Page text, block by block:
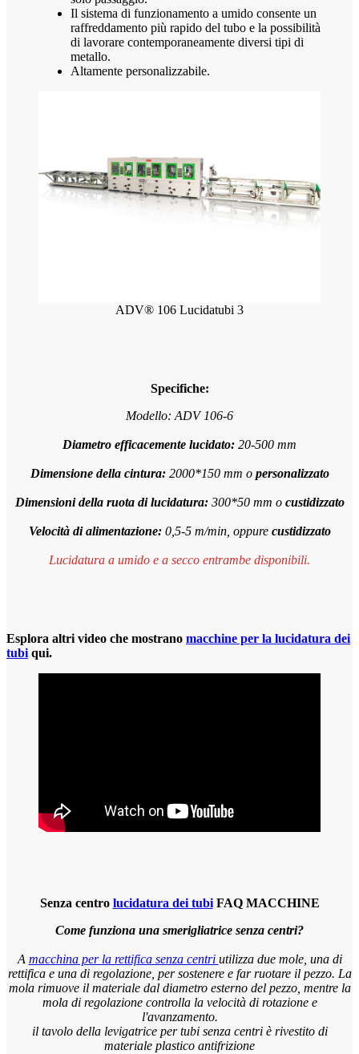
Il sistema di funzionamento a umido consente un
raffreddamento più rapido del tubo e la possibilità
di lavorare contemporaneamente diversi tipi di
metallo.
Altamente personalizzabile.
ADV® 106 Lucidatubi 3
Specifiche:
Modello: ADV 106-6
Diametro efficacemente lucidato: 20-500 mm
Dimensione della cintura:2000*150 mm o personalizzato
Dimensioni della ruota di lucidatura: 300*50 mm o custidizzato
Velocità di alimentazione: 0,5-5 m/min, oppure custidizzato
Lucidatura a umido e a secco entrambe disponibili.
Esplora altri video che mostrano macchine per la lucidatura dei
tubi qui.
Senza centro lucidatura dei tubiFAQ MACCHINE
Come funziona una smerigliatrice senza centri?
A macchina per la rettifica senza centri utilizza due mole, una di
rettifica e una di regolazione, per sostenere e far ruotare il pezzo. La
mola rimuove il materiale dal diametro esterno del pezzo, mentre la
mola di regolazione controlla la velocità di rotazione e
l'avanzamento.
il tavolo della levigatrice per tubi senza centri è rivestito di
materiale plastico antifrizione